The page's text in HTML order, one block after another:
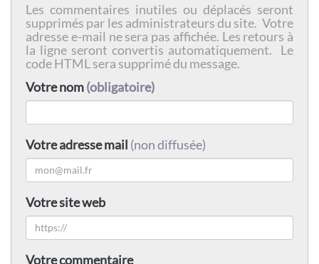
Les commentaires inutiles ou déplacés seront
supprimés par les administrateurs du site. Votre
adresse e-mail ne sera pas affichée. Les retours à
la ligne seront convertis automatiquement. Le
code HTML sera supprimé du message.
Votre nom(obligatoire)
Votre adresse mail (non diffusée)
Votre site web
Votre commentaire